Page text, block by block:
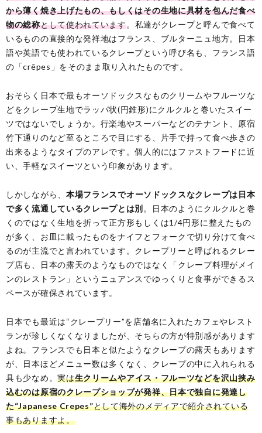
から薄く焼き上げたもの、もしくはその生地に具材を包んだ食べ
物の総称として使われています。私達がクレープと呼んで食べて
いるものの直接的な発祥地はフランス、ブルターニュ地方。日本
語や英語でも使われているクレープという呼び名も、フランス語
の「crêpes」をそのまま取り入れたものです。
おそらく日本で最もオーソドックスなものクリームやフルーツな
どをクレープ生地でラッパ状(円錐形)にクルクルと巻いたスイー
ツではないでしょうか。行楽地やスーパーなどのテナント、原宿
竹下通りのなど至るところで目にする、片手で持って食べ歩きの
出来るようなタイプのアレです。個人的にはファストフードに近
い、手軽なスイーツという印象があります。
しかしながら、 本場フランスでオーソドックスなクレープは日本
で多く流通しているクレープとは別。日本のようにクルクルと巻
くのではなく生地を折って正方形もしくは1/4円形に整えたもの
が多く、お皿に載ったものをナイフとフォークで切り分けて食べ
るのが主流でと言われています。クレープリーと呼ばれるクレー
プ店も、日本の露天のようなものではなく「クレープ料理がメイ
ンのレストラン」というニュアンスでゆっくりと食事ができるス
ペースが確保されています。
日本でも最近は“クレープリー”を店舗名に入れたカフェやレスト
ランが珍しくなくなりましたが、そちらの方が特別感があります
よね。フランスでも日本と似たようなクレープの露天もあります
が、日本ほどメニュー数は多くなく、クレープの中に入れられる
具も少なめ。実は生クリームやアイス・フルーツなどを沢山挟み
込むのは原宿のクレープショップが発祥、日本で独自に発達し
た“Japanese Crepes”として海外のメディアで紹介されている
事もありますよ。